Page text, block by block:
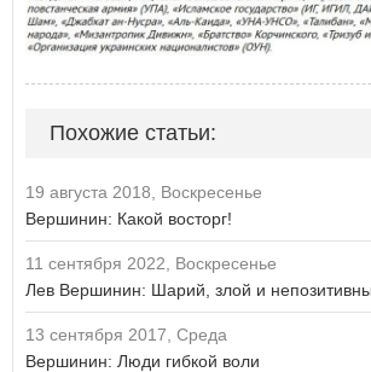
Похожие статьи:
19 августа 2018, Воскресенье
Вершинин: Какой восторг!
11 сентября 2022, Воскресенье
Лев Вершинин: Шарий, злой и
13 сентября 2017, Среда
Вершинин: Люди гибкой воли